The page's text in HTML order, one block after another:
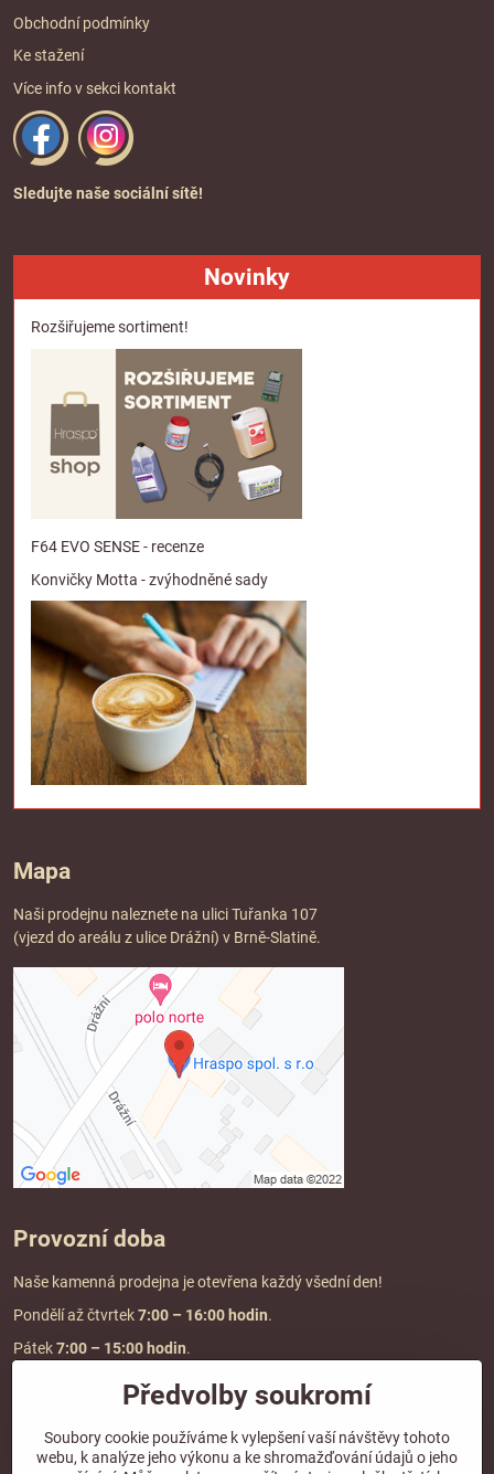
Obchodní podmínky
Ke stažení
Více info v sekci kontakt
Sledujte naše sociální sítě!
Novinky
Rozšiřujeme sortiment!
F64 EVO SENSE - recenze
Konvičky Motta - zvýhodněné sady
Mapa
Naši prodejnu naleznete na ulici Tuřanka 107
(vjezd do areálu z ulice Drážní) v Brně-Slatině.
Provozní doba
Naše kamenná prodejna je otevřena každý všední den!
Pondělí až čtvrtek7:00 – 16:00 hodin.
Pátek7:00 – 15:00 hodin.
Doprava a platba
DOPRAVA ZDARMA
Předvolby soukromí
Soubory cookie používáme k vylepšení vaší návštěvy tohoto
webu, k analýze jeho výkonu a ke shromažďování údajů o jeho